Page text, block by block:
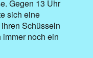
Gegen 13 Uhr
sich eine
Schüsseln
noch ein